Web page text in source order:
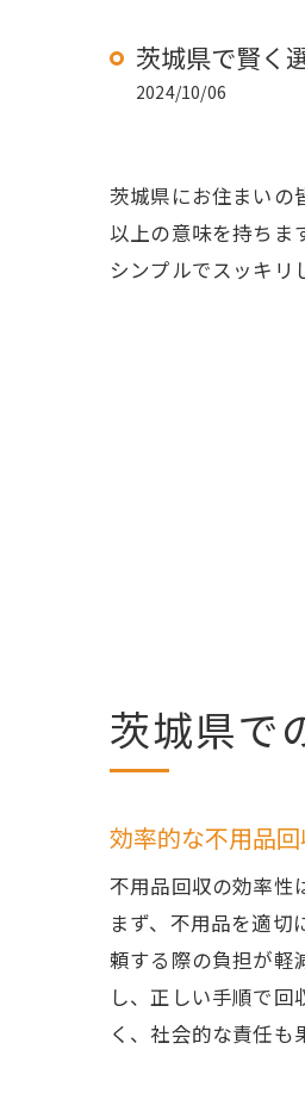
茨城県で賢く
2024/10/06
茨城県にお住まいの
以上の意味を持ちま
シンプルでスッキリ
茨城県で
効率的な不用品
不用品回収の効率性
まず、不用品を適
頼する際の負担が軽
し、正しい手順で
く、社会的な責任も